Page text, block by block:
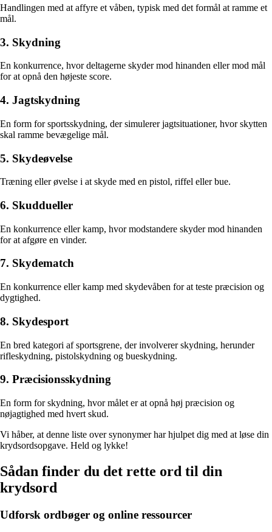
Handlingen med at affyre et våben, typisk med det formål at ramme et
mål.
3. Skydning
En konkurrence, hvor deltagerne skyder mod hinanden eller mod mål
for at opnå den højeste score.
4. Jagtskydning
En form for sportsskydning, der simulerer jagtsituationer, hvor skytten
skal ramme bevægelige mål.
5. Skydeøvelse
Træning eller øvelse i at skyde med en pistol, riffel eller bue.
6. Skuddueller
En konkurrence eller kamp, hvor modstandere skyder mod hinanden
for at afgøre en vinder.
7. Skydematch
En konkurrence eller kamp med skydevåben for at teste præcision og
dygtighed.
8. Skydesport
En bred kategori af sportsgrene, der involverer skydning, herunder
rifleskydning, pistolskydning og bueskydning.
9. Præcisionsskydning
En form for skydning, hvor målet er at opnå høj præcision og
nøjagtighed med hvert skud.
Vi håber, at denne liste over synonymer har hjulpet dig med at løse din
krydsordsopgave. Held og lykke!
Sådan finder du det rette ord til din
krydsord
Udforsk ordbøger og online ressourcer